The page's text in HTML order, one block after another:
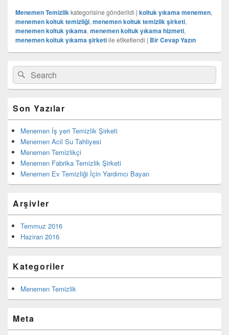
Menemen Temizlikkategorisine gönderildi | koltuk yıkama menemen,
menemen koltuk temizliği, menemen koltuk temizlik şirketi,
menemen koltuk yıkama, menemen koltuk yıkama hizmeti,
menemen koltuk yıkama şirketiile etiketlendi | Bir Cevap Yazın
Birincil
yan
bar
eklenti
Search
for:
Ara
Son Yazılar
Menemen İş yeri Temizlik Şirketi
Menemen Acil Su Tahliyesi
Menemen Temizlikçi
Menemen Fabrika Temizlik Şirketi
Menemen Ev Temizliği İçin Yardımcı Bayan
Arşivler
Temmuz 2016
Haziran 2016
Kategoriler
Menemen Temizlik
Meta